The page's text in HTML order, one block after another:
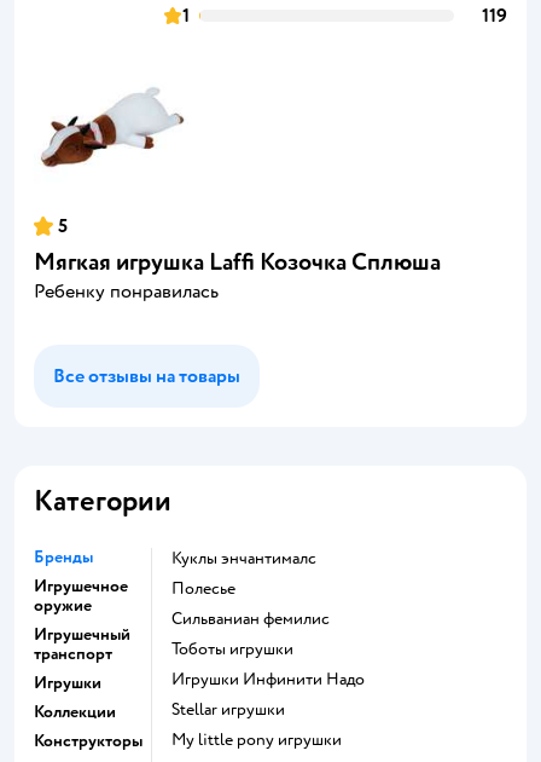
1
119
5
Мягкая игрушка Laffi Козочка Сплюша
Ребенку понравилась
Все отзывы на товары
Категории
Бренды
Игрушечное
оружие
Игрушечный
транспорт
Игрушки
Коллекции
Конструкторы
Куклы энчантималс
Полесье
Сильваниан фемилис
Тоботы игрушки
Игрушки Инфинити Надо
Stellar игрушки
my little pony игрушки